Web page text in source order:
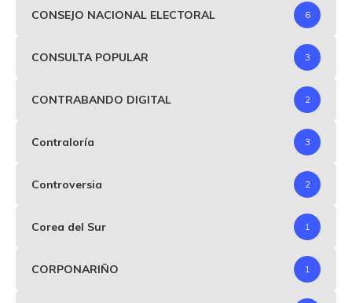
CONSEJO NACIONAL ELECTORAL 6
CONSULTA POPULAR 3
CONTRABANDO DIGITAL 2
Contraloría 3
Controversia 2
Corea del Sur 1
CORPONARIÑO 1